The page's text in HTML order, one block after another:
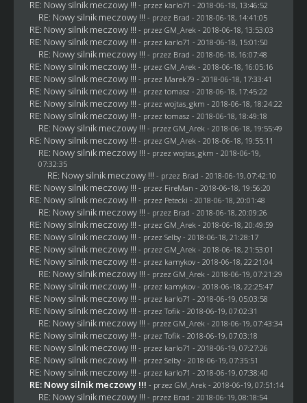
RE: Nowy silnik meczowy !!! - przez karlo71 - 2018-06-18, 13:46:52
RE: Nowy silnik meczowy !!! - przez Brad - 2018-06-18, 14:41:05
RE: Nowy silnik meczowy !!! - przez GM_Arek - 2018-06-18, 13:53:03
RE: Nowy silnik meczowy !!! - przez karlo71 - 2018-06-18, 15:01:50
RE: Nowy silnik meczowy !!! - przez Brad - 2018-06-18, 16:07:48
RE: Nowy silnik meczowy !!! - przez GM_Arek - 2018-06-18, 16:05:16
RE: Nowy silnik meczowy !!! - przez Marek79 - 2018-06-18, 17:33:41
RE: Nowy silnik meczowy !!! - przez tomasz - 2018-06-18, 17:45:22
RE: Nowy silnik meczowy !!! - przez wojtas_gkm - 2018-06-18, 18:24:22
RE: Nowy silnik meczowy !!! - przez tomasz - 2018-06-18, 18:49:18
RE: Nowy silnik meczowy !!! - przez GM_Arek - 2018-06-18, 19:55:49
RE: Nowy silnik meczowy !!! - przez GM_Arek - 2018-06-18, 19:55:11
RE: Nowy silnik meczowy !!! - przez wojtas_gkm - 2018-06-19,
07:32:35
RE: Nowy silnik meczowy !!! - przez Brad - 2018-06-19, 07:42:10
RE: Nowy silnik meczowy !!! - przez FireMan - 2018-06-18, 19:56:20
RE: Nowy silnik meczowy !!! - przez Petecki - 2018-06-18, 20:01:48
RE: Nowy silnik meczowy !!! - przez Brad - 2018-06-18, 20:09:26
RE: Nowy silnik meczowy !!! - przez GM_Arek - 2018-06-18, 20:49:59
RE: Nowy silnik meczowy !!! - przez Selby- 2018-06-18, 21:28:17
RE: Nowy silnik meczowy !!! - przez GM_Arek - 2018-06-18, 21:53:01
RE: Nowy silnik meczowy !!! - przez kamykov- 2018-06-18, 22:21:04
RE: Nowy silnik meczowy !!! - przez GM_Arek - 2018-06-19, 07:21:29
RE: Nowy silnik meczowy !!! - przez kamykov- 2018-06-18, 22:25:47
RE: Nowy silnik meczowy !!! - przez karlo71 - 2018-06-19, 05:03:58
RE: Nowy silnik meczowy !!! - przezTofik - 2018-06-19, 07:02:31
RE: Nowy silnik meczowy !!! - przez GM_Arek - 2018-06-19, 07:43:34
RE: Nowy silnik meczowy !!! - przezTofik - 2018-06-19, 07:03:18
RE: Nowy silnik meczowy !!! - przez karlo71 - 2018-06-19, 07:27:26
RE: Nowy silnik meczowy !!! - przez Selby- 2018-06-19, 07:35:51
RE: Nowy silnik meczowy !!! - przez karlo71 - 2018-06-19, 07:38:40
RE: Nowy silnik meczowy !!! - przez GM_Arek - 2018-06-19, 07:51:14
RE: Nowy silnik meczowy !!! - przez Brad - 2018-06-19, 08:18:54